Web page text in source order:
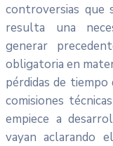
controversias que
resulta una
generar
obligatoria en
pérdidas de
comisiones
empiece a
vayan aclarando